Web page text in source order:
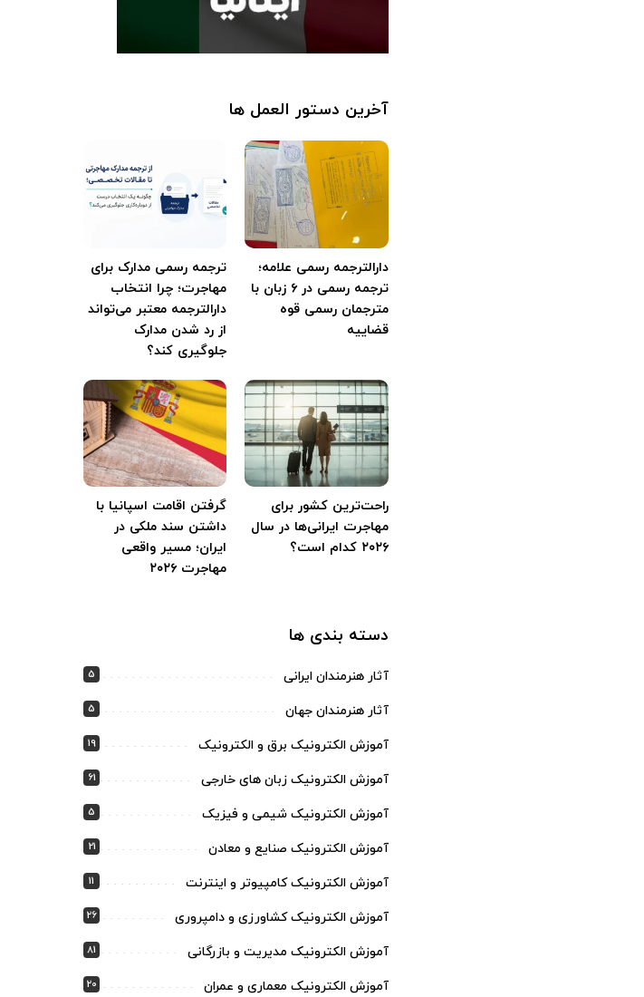
آخرین دستور العمل ها
دارالترجمه رسمی علامه؛
ترجمه رسمی در ۶ زبان با
مترجمان رسمی قوه
قضاییه
ترجمه رسمی مدارک برای
مهاجرت؛ چرا انتخاب
دارالترجمه معتبر می‌تواند
از رد شدن مدارک
جلوگیری کند؟
راحت‌ترین کشور برای
مهاجرت ایرانی‌ها در سال
۲۰۲۶ کدام است؟
گرفتن اقامت اسپانیا با
داشتن سند ملکی در
ایران؛ مسیر واقعی
مهاجرت ۲۰۲۶
دسته بندی ها
آثار هنرمندان ایرانی 5
آثار هنرمندان جهان 5
آموزش الکترونیک برق و الکترونیک 19
آموزش الکترونیک زبان های خارجی 61
آموزش الکترونیک شیمی و فیزیک 5
آموزش الکترونیک صنایع و معادن 21
آموزش الکترونیک کامپیوتر و اینترنت 11
آموزش الکترونیک کشاورزی و دامپروری 26
آموزش الکترونیک مدیریت و بازرگانی 81
آموزش الکترونیک معماری و عمران 20